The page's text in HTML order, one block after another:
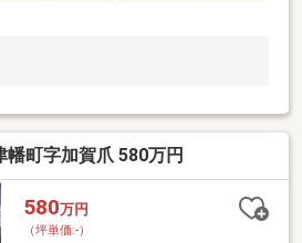
幡町字加賀爪 580万円
580万円
（坪単価:-）